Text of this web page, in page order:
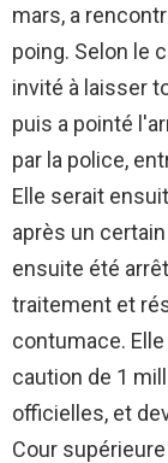
mars, a
poing. Selon le
invité à laisser
puis a pointé
par la police,
Elle serait
après un
ensuite été
traitement et
contumace.
caution de 1
officielles, et
Cour